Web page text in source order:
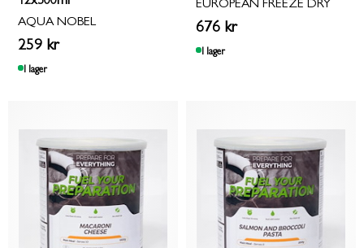
AQUA NOBEL
259 kr
I lager
676 kr
I lager